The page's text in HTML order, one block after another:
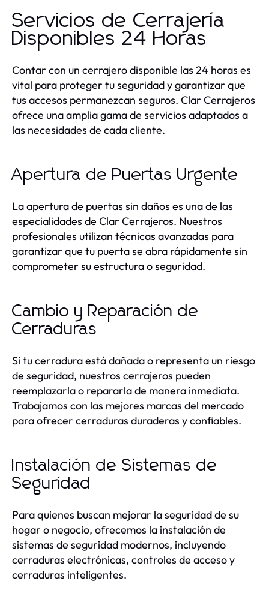
Servicios de Cerrajería
Disponibles 24 Horas
Contar con un cerrajero disponible las 24 horas es
vital para proteger tu seguridad y garantizar que
tus accesos permanezcan seguros. Clar Cerrajeros
ofrece una amplia gama de servicios adaptados a
las necesidades de cada cliente.
Apertura de Puertas Urgente
La apertura de puertas sin daños es una de las
especialidades de Clar Cerrajeros. Nuestros
profesionales utilizan técnicas avanzadas para
garantizar que tu puerta se abra rápidamente sin
comprometer su estructura o seguridad.
Cambio y Reparación de
Cerraduras
Si tu cerradura está dañada o representa un riesgo
de seguridad, nuestros cerrajeros pueden
reemplazarla o repararla de manera inmediata.
Trabajamos con las mejores marcas del mercado
para ofrecer cerraduras duraderas y confiables.
Instalación de Sistemas de
Seguridad
Para quienes buscan mejorar la seguridad de su
hogar o negocio, ofrecemos la instalación de
sistemas de seguridad modernos, incluyendo
cerraduras electrónicas, controles de acceso y
cerraduras inteligentes.